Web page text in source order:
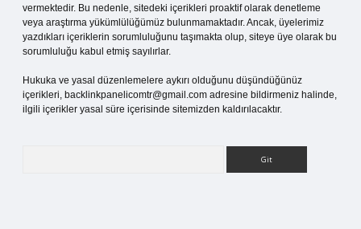
vermektedir. Bu nedenle, sitedeki içerikleri proaktif olarak denetleme
veya araştırma yükümlülüğümüz bulunmamaktadır. Ancak, üyelerimiz
yazdıkları içeriklerin sorumluluğunu taşımakta olup, siteye üye olarak bu
sorumluluğu kabul etmiş sayılırlar.
Hukuka ve yasal düzenlemelere aykırı olduğunu düşündüğünüz
içerikleri, backlinkpanelicomtr@gmail.com adresine bildirmeniz halinde,
ilgili içerikler yasal süre içerisinde sitemizden kaldırılacaktır.